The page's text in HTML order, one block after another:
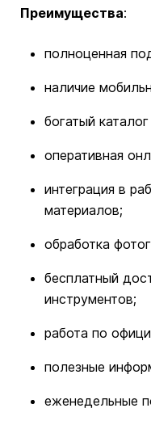
Преимущества:
полноценная
наличие
богатый
оперативная
интеграция в
материалов;
обработка
бесплатный
инструментов;
работа по
полезные
еженедельные